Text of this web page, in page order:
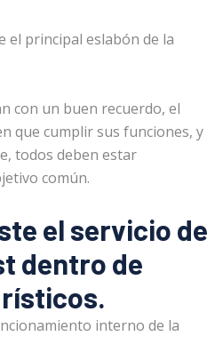
el principal eslabón de la
con un buen recuerdo, el
que cumplir sus funciones, y
todos deben estar
común.
el servicio de
dentro de
interno de la